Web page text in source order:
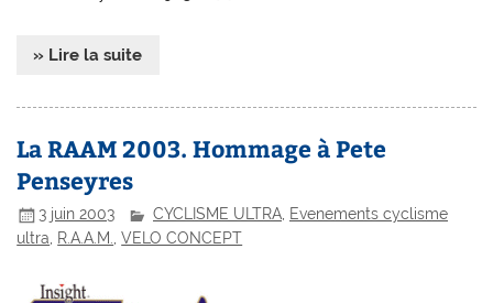
» Lire la suite
La RAAM 2003. Hommage à Pete
Penseyres
3 juin 2003 CYCLISME ULTRA Evenements cyclisme
ultra R.A.A.M. ,VELO CONCEPT